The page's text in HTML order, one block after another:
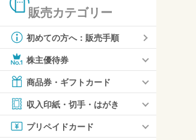
販売カテゴリー
初めての方へ：販売手順
株主優待券
商品券・ギフトカード
収入印紙・切手・はがき
プリペイドカード